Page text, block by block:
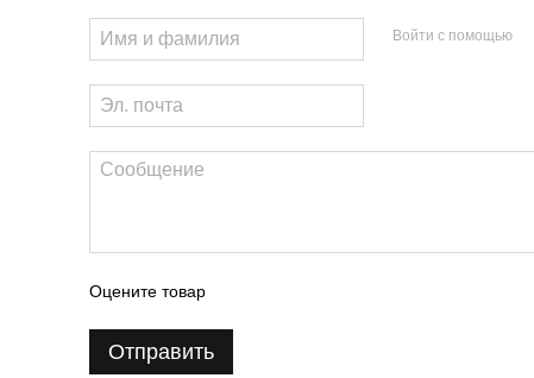
Войти с помощью
Оцените товар
Отправить